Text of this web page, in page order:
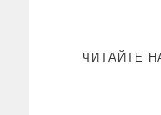
ЧИТАЙТЕ